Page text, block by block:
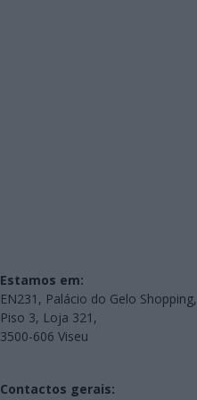
Estamos em:
EN231, Palácio do Gelo Shopping,
Piso 3, Loja 321,
3500-606 Viseu
Contactos gerais: